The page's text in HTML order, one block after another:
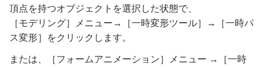
頂点を持つオブジェクトを選択した状態で、
［モデリング］メニュー→［一時変形ツール］→［一時パ
ス変形］をクリックします。
または、［フォームアニメーション］メニュー →［一時